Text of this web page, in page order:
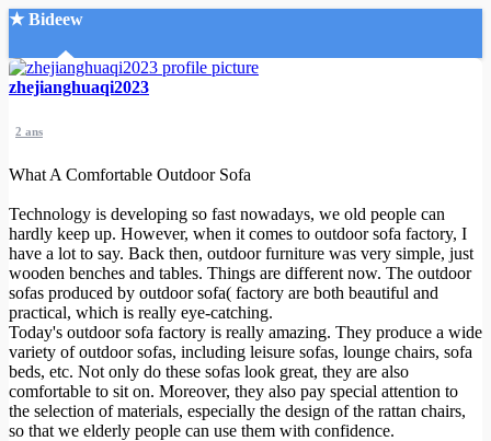
★ Bideew
Accueil
Recherche Avancée
Mon compte
Connexion
Créer un compte
Mode nuit
zhejianghuaqi2023
2 ans
What A Comfortable Outdoor Sofa
Technology is developing so fast nowadays, we old people can
hardly keep up. However, when it comes to outdoor sofa factory, I
have a lot to say. Back then, outdoor furniture was very simple, just
wooden benches and tables. Things are different now. The outdoor
sofas produced by outdoor sofa( factory are both beautiful and
practical, which is really eye-catching.
Today's outdoor sofa factory is really amazing. They produce a wide
variety of outdoor sofas, including leisure sofas, lounge chairs, sofa
beds, etc. Not only do these sofas look great, they are also
comfortable to sit on. Moreover, they also pay special attention to
the selection of materials, especially the design of the rattan chairs,
so that we elderly people can use them with confidence.